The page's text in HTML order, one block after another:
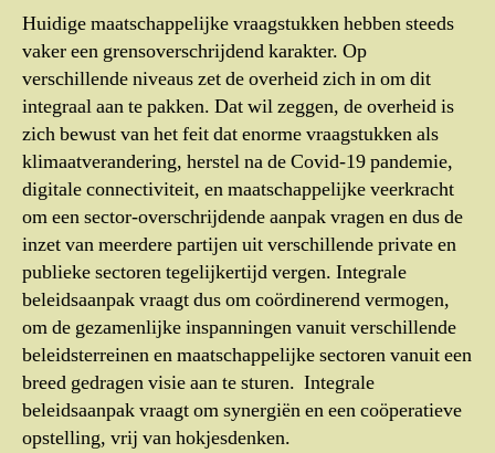
Huidige maatschappelijke vraagstukken hebben steeds
vaker een grensoverschrijdend karakter. Op
verschillende niveaus zet de overheid zich in om dit
integraal aan te pakken. Dat wil zeggen, de overheid is
zich bewust van het feit dat enorme vraagstukken als
klimaatverandering, herstel na de Covid-19 pandemie,
digitale connectiviteit, en maatschappelijke veerkracht
om een sector-overschrijdende aanpak vragen en dus de
inzet van meerdere partijen uit verschillende private en
publieke sectoren tegelijkertijd vergen. Integrale
beleidsaanpak vraagt dus om coördinerend vermogen,
om de gezamenlijke inspanningen vanuit verschillende
beleidsterreinen en maatschappelijke sectoren vanuit een
breed gedragen visie aan te sturen. Integrale
beleidsaanpak vraagt om synergiën en een coöperatieve
opstelling, vrij van hokjesdenken.